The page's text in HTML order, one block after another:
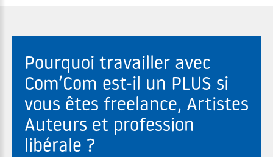
Pourquoi travailler avec
Com’Com est-il un PLUS si
vous êtes freelance, Artistes
Auteurs et profession
libérale ?